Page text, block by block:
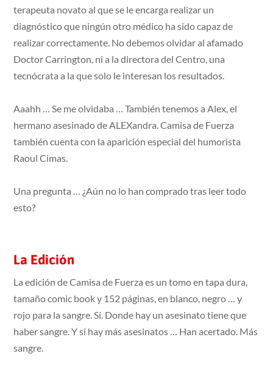
terapeuta novato al que se le encarga realizar un
diagnóstico que ningún otro médico ha sido capaz de
realizar correctamente. No debemos olvidar al afamado
Doctor Carrington, ni a la directora del Centro, una
tecnócrata a la que solo le interesan los resultados.
Aaahh … Se me olvidaba … También tenemos a Alex, el
hermano asesinado de ALEXandra. Camisa de Fuerza
también cuenta con la aparición especial del humorista
Raoul Cimas.
Una pregunta … ¿Aún no lo han comprado tras leer todo
esto?
La Edición
La edición de Camisa de Fuerza es un tomo en tapa dura,
tamaño comic book y 152 páginas, en blanco, negro … y
rojo para la sangre. Sí. Donde hay un asesinato tiene que
haber sangre. Y si hay más asesinatos … Han acertado. Más
sangre.